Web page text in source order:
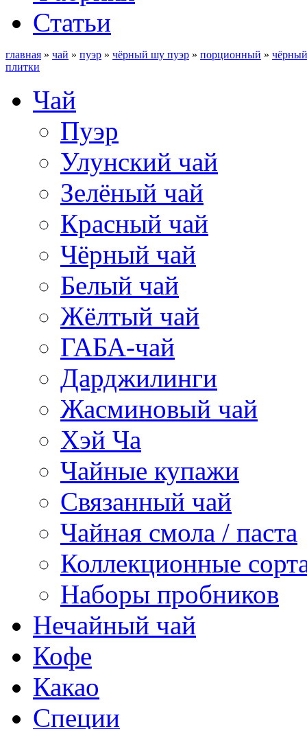
Статьи
главная » чай » пуэр » чёрный шу пуэр » порционный »
плитки
Чай
Пуэр
Улунский чай
Зелёный чай
Красный чай
Чёрный чай
Белый чай
Жёлтый чай
ГАБА-чай
Дарджилинги
Жасминовый чай
Хэй Ча
Чайные купажи
Связанный чай
Чайная смола / паста
Коллекционные
Наборы пробников
Нечайный чай
Кофе
Какао
Специи